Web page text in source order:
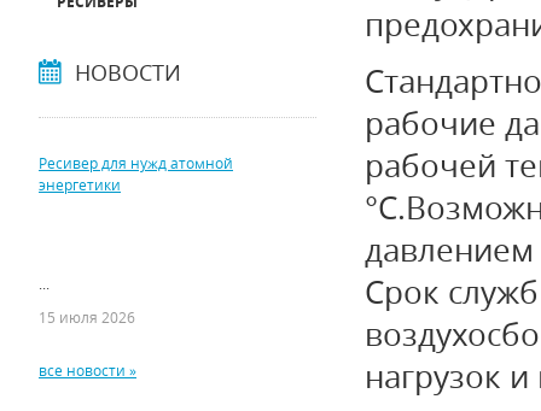
НОВОСТИ
Ресивер для нужд атомной
энергетики
15 июля 2026
все новости »
рабочие
рабочей
°С.
Срок
нагрузок